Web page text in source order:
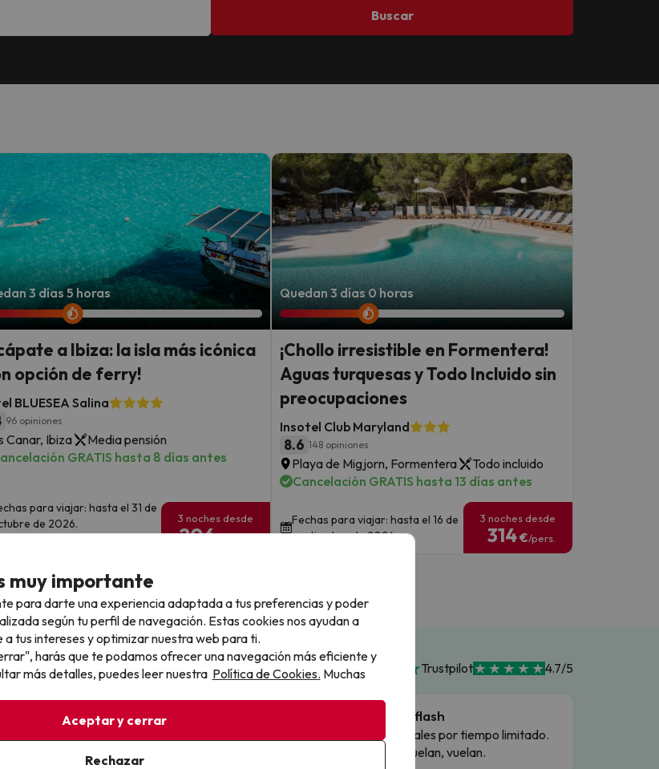
Buscar
3 días 5 horas
a Ibiza: la isla más icónica
opción de ferry!
BLUESEA Salina
96 opiniones
Canar, Ibiza
Media pensión
GRATIS hasta 8 días antes
para viajar: hasta el 31 de
de 2026.
3 noches desde
206€
Quedan 3 días 0 horas
¡Chollo irresistible en Formentera!
Aguas turquesas y Todo Incluido sin
preocupaciones
Insotel Club Maryland
8.6 148 opiniones
Playa de Migjorn, Formentera
Todo incluido
Cancelación GRATIS hasta 13 días antes
Fechas para viajar: hasta el 16 de
septiembre de 2026.
3 noches desde
314€/pers.
Ver todos los chollos
Trustpilot 4.7/5
Paga a tu ritmo Ofertas flash
Precios reales por tiempo limitado.
Cuando vuelan, vuelan.
muy importante
para darte una experiencia adaptada a tus preferencias y poder
según tu perfil de navegación. Estas cookies nos ayudan a
tus intereses y optimizar nuestra web para ti.
harás que te podamos ofrecer una navegación más eficiente y
más detalles, puedes leer nuestra Política de Cookies. Muchas
Aceptar y cerrar
Rechazar